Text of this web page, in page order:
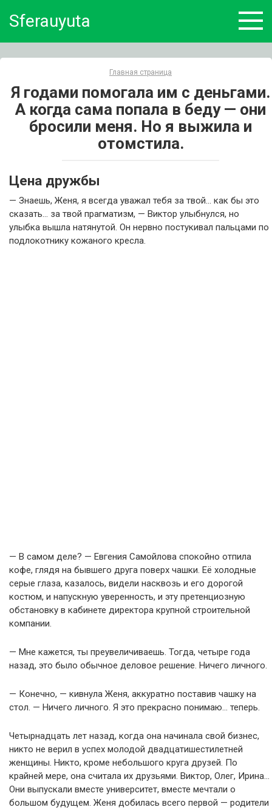
Sferauyuta
Главная страница
Я годами помогала им с деньгами.
А когда сама попала в беду — они
бросили меня. Но я выжила и
отомстила.
Цена дружбы
— Знаешь, Женя, я всегда уважал тебя за твой… как бы это
сказать… за твой прагматизм, — Виктор улыбнулся, но
улыбка вышла натянутой. Он нервно постукивал пальцами по
подлокотнику кожаного кресла.
— В самом деле? — Евгения Самойлова спокойно отпила
кофе, глядя на бывшего друга поверх чашки. Её холодные
серые глаза, казалось, видели насквозь и его дорогой
костюм, и напускную уверенность, и эту претенциозную
обстановку в кабинете директора крупной строительной
компании.
— Мне кажется, ты преувеличиваешь. Тогда, четыре года
назад, это было обычное деловое решение. Ничего личного.
— Конечно, — кивнула Женя, аккуратно поставив чашку на
стол. — Ничего личного. Я это прекрасно понимаю… теперь.
Четырнадцать лет назад, когда она начинала свой бизнес,
никто не верил в успех молодой двадцатишестилетней
женщины. Никто, кроме небольшого круга друзей. По
крайней мере, она считала их друзьями. Виктор, Олег, Ирина…
Они выпускали вместе университет, вместе мечтали о
большом будущем. Женя добилась всего первой — родители